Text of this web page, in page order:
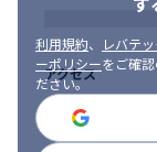
利用規約、 レバテ
ーポリシーをご確
ださい。
アクセス